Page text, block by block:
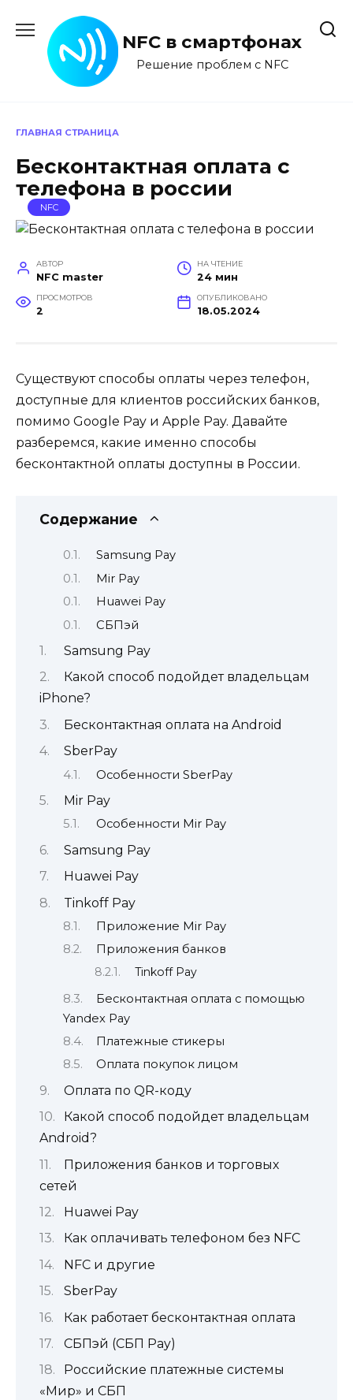
содержанию
NFC в смартфонах
Решение проблем с NFC
ГЛАВНАЯ СТРАНИЦА
Бесконтактная оплата с
телефона в россии
NFC
АВТОР
NFC master
НА ЧТЕНИЕ
24 мин
ПРОСМОТРОВ
2
ОПУБЛИКОВАНО
18.05.2024
Существуют способы оплаты через телефон,
доступные для клиентов российских банков,
помимо Google Pay и Apple Pay. Давайте
разберемся, какие именно способы
бесконтактной оплаты доступны в России.
Содержание
Samsung Pay
Mir Pay
Huawei Pay
СБПэй
Samsung Pay
Какой способ подойдет владельцам
iPhone?
Бесконтактная оплата на Android
SberPay
Особенности SberPay
Mir Pay
Особенности Mir Pay
Samsung Pay
Huawei Pay
Tinkoff Pay
Приложение Mir Pay
Приложения банков
Tinkoff Pay
Бесконтактная оплата с помощью
Yandex Pay
Платежные стикеры
Оплата покупок лицом
Оплата по QR-коду
Какой способ подойдет владельцам
Android?
Приложения банков и торговых
сетей
Huawei Pay
Как оплачивать телефоном без NFC
NFС и другие
SberPay
Как работает бесконтактная оплата
СБПэй (СБП Pay)
Российские платежные системы
«Мир» и СБП